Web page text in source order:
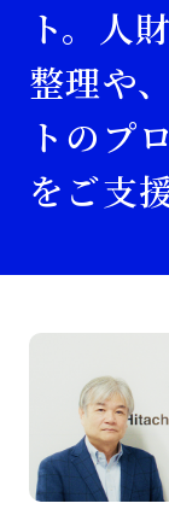
ト。人
整理や
トのプ
をご支援